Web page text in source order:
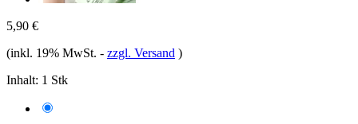
5,90 €
(inkl. 19% MwSt. - zzgl. Versand )
Inhalt: 1 Stk